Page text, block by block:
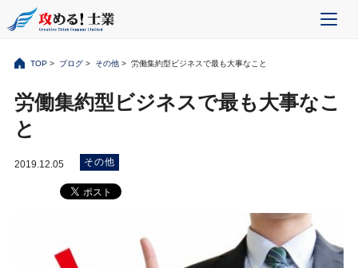
TOP> ブログ> その他> 労働集約型ビジネスで最も大事なこと
労働集約型ビジネスで最も大事なこ
と
2019.12.05 その他